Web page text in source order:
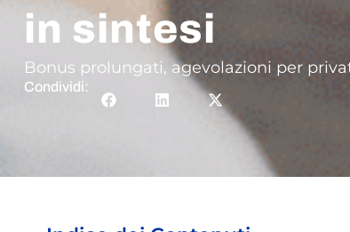
in sintesi
Bonus prolungati, agevolazioni per
Condividi: